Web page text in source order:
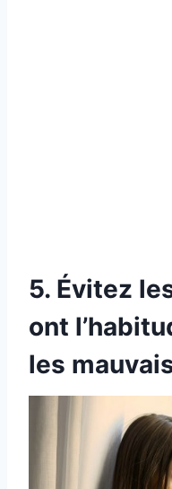
5. Évitez
ont
les